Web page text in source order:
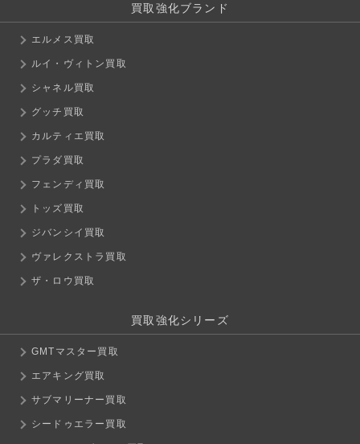
買取強化ブランド
エルメス買取
ルイ・ヴィトン買取
シャネル買取
グッチ買取
カルティエ買取
プラダ買取
フェンディ買取
トッズ買取
ジバンシイ買取
ヴァレクストラ買取
ザ・ロウ買取
買取強化シリーズ
GMTマスター買取
エアキング買取
サブマリーナー買取
シードゥエラー買取